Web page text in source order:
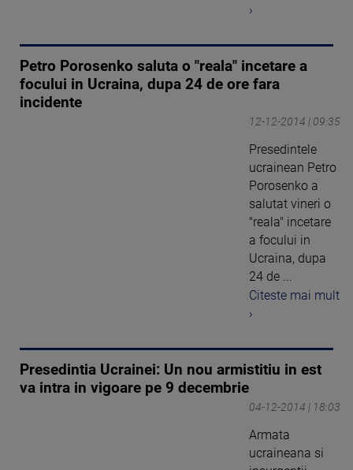
›
Petro Porosenko saluta o "reala" incetare a
focului in Ucraina, dupa 24 de ore fara
incidente
12-12-2014 | 09:35
Presedintele
ucrainean Petro
Porosenko a
salutat vineri o
"reala" incetare
a focului in
Ucraina, dupa
24 de ...
Citeste mai mult
›
Presedintia Ucrainei: Un nou armistitiu in est
va intra in vigoare pe 9 decembrie
04-12-2014 | 18:03
Armata
ucraineana si